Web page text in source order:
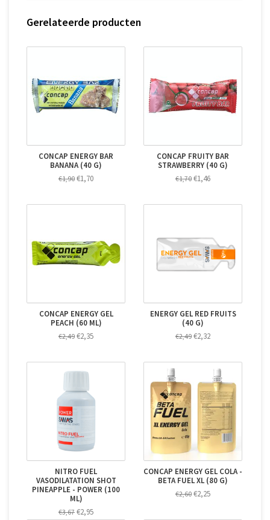
Gerelateerde producten
CONCAP ENERGY BAR
BANANA (40 G)
€1,90 €1,70
CONCAP FRUITY BAR
STRAWBERRY (40 G)
€1,70 €1,46
CONCAP ENERGY GEL
PEACH (60 ML)
€2,49 €2,35
ENERGY GEL RED FRUITS
(40 G)
€2,49 €2,32
NITRO FUEL
VASODILATATION SHOT
PINEAPPLE - POWER (100
ML)
€3,67 €2,95
CONCAP ENERGY GEL COLA -
BETA FUEL XL (80 G)
€2,60 €2,25